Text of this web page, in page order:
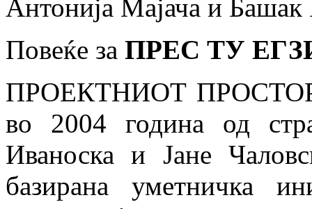
Антонија Мајача и
Повеќе за ПРЕС ТУ
ПРОЕКТНИОТ
во 2004 година од
Иваноска и Јане
базирана уметничка